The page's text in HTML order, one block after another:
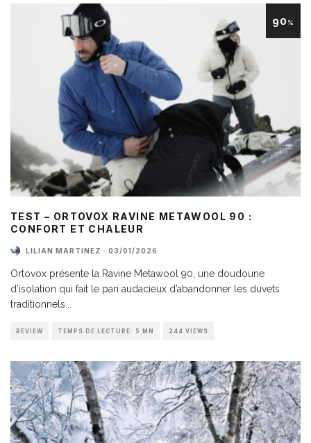
90%
TEST – ORTOVOX RAVINE METAWOOL 90 :
CONFORT ET CHALEUR
LILIAN MARTINEZ · 03/01/2026
Ortovox présente la Ravine Metawool 90, une doudoune
d’isolation qui fait le pari audacieux d’abandonner les duvets
traditionnels...
REVIEW TEMPS DE LECTURE: 5 MN 244 VIEWS